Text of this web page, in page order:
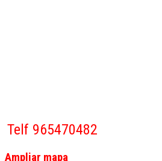
Telf 965470482
Ampliar mapa